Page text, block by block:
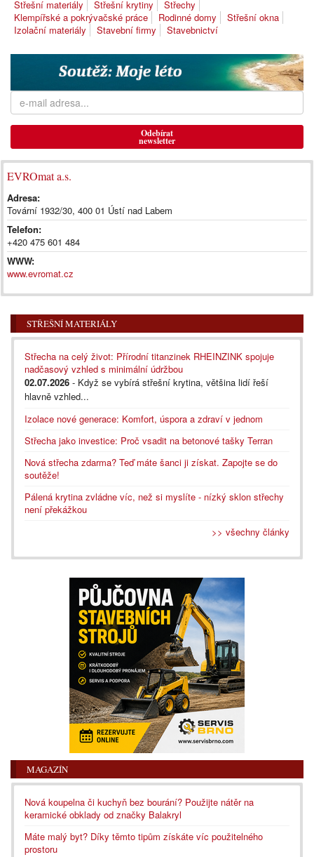
Střešní materiály Střešní krytiny
Střechy
Klempířské a pokrývačské práce
Rodinné domy
Střešní okna
Izolační materiály
Stavební firmy Stavebnictví
Odebírat
newsletter
EVROmat a.s.
Adresa:
Tovární 1932/30, 400 01 Ústí nad Labem
Telefon:
+420 475 601 484
WWW:
www.evromat.cz
STŘEŠNÍ MATERIÁLY
Střecha na celý život: Přírodní titanzinek RHEINZINK spojuje
nadčasový vzhled s minimální údržbou
02.07.2026 - Když se vybírá střešní krytina, většina lidí řeší
hlavně vzhled...
Izolace nové generace: Komfort, úspora a zdraví v jednom
Střecha jako investice: Proč vsadit na betonové tašky Terran
Nová střecha zdarma? Teď máte šanci ji získat. Zapojte se do
soutěže!
Pálená krytina zvládne víc, než si myslíte - nízký sklon střechy
není překážkou
>> všechny články
MAGAZÍN
Nová koupelna či kuchyň bez bourání? Použijte nátěr na
keramické obklady od značky Balakryl
Máte malý byt? Díky těmto tipům získáte víc použitelného
prostoru